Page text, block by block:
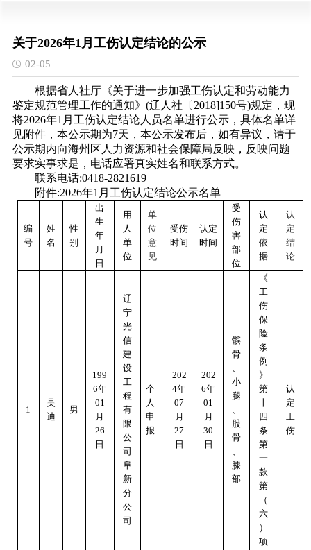
关于2026年1月工伤认定结论的公示
02-05
根据省人社厅《关于进一步加强工伤认定和劳动能力
鉴定规范管理工作的通知》 (辽人社〔2018]150号)规定，现
将2026年1 月工伤认定结论人员名单进行公示，具体名单详
见附件，本公示期为7天，本公示发布后，如有异议，请于
公示期内向海州 区人力资源和社会保障局反映，反映问题
要求实事求是，电话应署真实姓名和联系方式。
联系电话:0418-2821619
附件:2026年1 月工伤认定结论公示名单
编
号
姓
名
性
别
出
生
年
月
日
用
人
单
位
单
位
意
见
受伤
时间
认定
时间
受
伤
害
部
位
认
定
依
据
认
定
结
论
1
吴
迪
男
199
6年
01
月
26
日
辽
宁
光
信
建
设
工
程
有
限
公
司
阜
新
分
公
司
个
人
申
报
202
4年
07
月
27
日
202
6年
01
月
30
日
髌
骨
、
小
腿
、
股
骨
、
膝
部
《
工
伤
保
险
条
例
》
第
十
四
条
第
一
款
第
（
六
）
项
认
定
工
伤